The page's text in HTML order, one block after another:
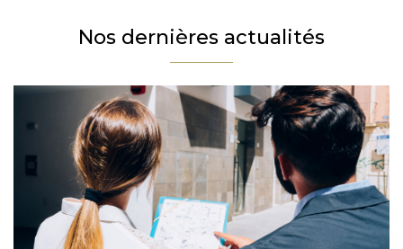
Nos dernières actualités
En cochant cette case, j’accepte la politique de confidentialité de ce site.
Vérification